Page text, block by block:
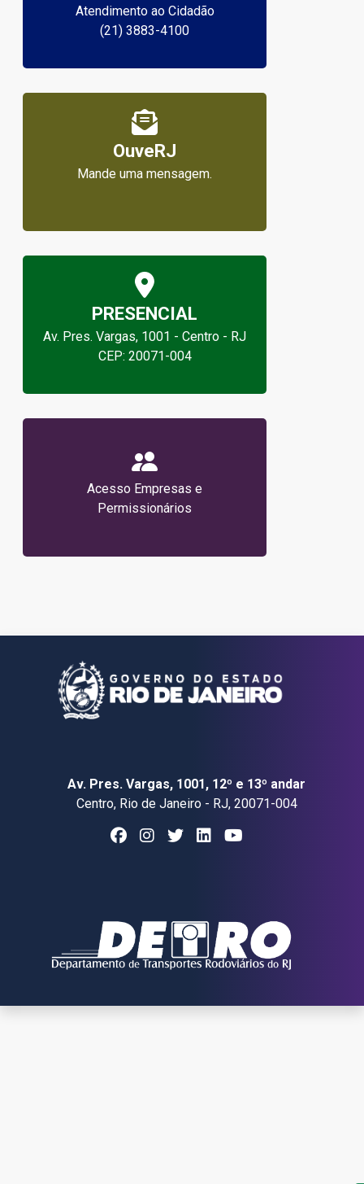
Atendimento ao Cidadão
(21) 3883-4100
OuveRJ
Mande uma mensagem.
PRESENCIAL
Av. Pres. Vargas, 1001 - Centro - RJ
CEP: 20071-004
Acesso Empresas e
Permissionários
Av. Pres. Vargas, 1001, 12º e 13º andar
Centro, Rio de Janeiro - RJ, 20071-004